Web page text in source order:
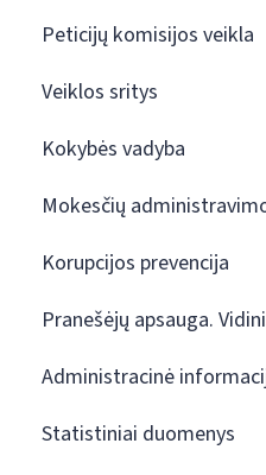
Peticijų komisijos veikla
Veiklos sritys
Kokybės vadyba
Mokesčių
Korupcijos prevencija
Pranešėjų apsauga.
Administracinė
Statistiniai duomenys